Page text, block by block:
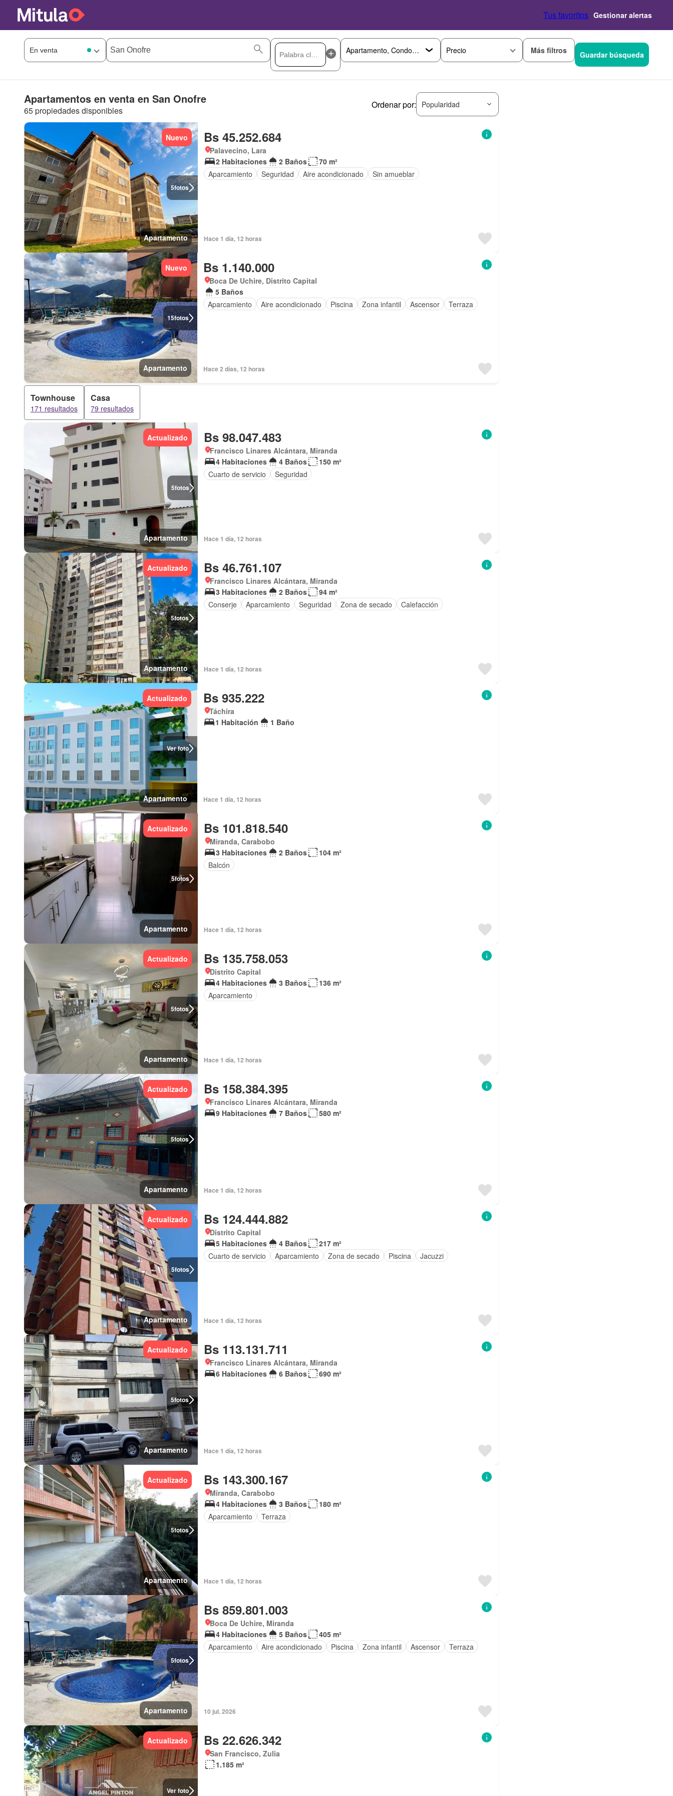
Tus favoritos Gestionar alertas
Precio Más filtros Guardar búsqueda
Apartamentos en venta en San Onofre
65 propiedades disponibles
Ordenar por: Popularidad
5fotos
Nuevo
Apartamento
Bs 45.252.684
Palavecino, Lara
2 Habitaciones
2 Baños
70 m²
Aparcamiento
Seguridad Aire acondicionado Sin amueblar
Hace 1 día, 12 horas
15fotos
Nuevo
Apartamento
Bs 1.140.000
Boca De Uchire, Distrito Capital
5 Baños
Aparcamiento
Aire acondicionado Piscina Zona infantil Ascensor Terraza
Hace 2 días, 12 horas
Townhouse
171 resultados
Casa
79 resultados
5fotos
Actualizado
Apartamento
Bs 98.047.483
Francisco Linares Alcántara, Miranda
4 Habitaciones
4 Baños
150 m²
Cuarto de servicio
Seguridad
Hace 1 día, 12 horas
5fotos
Actualizado
Apartamento
Bs 46.761.107
Francisco Linares Alcántara, Miranda
3 Habitaciones
2 Baños
94 m²
Conserje
Aparcamiento Seguridad Zona de secado Calefacción
Hace 1 día, 12 horas
Ver foto
Actualizado
Apartamento
Bs 935.222
Táchira
1 Habitación
1 Baño
Hace 1 día, 12 horas
5fotos
Actualizado
Apartamento
Bs 101.818.540
Miranda, Carabobo
3 Habitaciones
2 Baños
104 m²
Balcón
Hace 1 día, 12 horas
5fotos
Actualizado
Apartamento
Bs 135.758.053
Distrito Capital
4 Habitaciones
3 Baños
136 m²
Aparcamiento
Hace 1 día, 12 horas
5fotos
Actualizado
Apartamento
Bs 158.384.395
Francisco Linares Alcántara, Miranda
9 Habitaciones
7 Baños 580 m²
Hace 1 día, 12 horas
5fotos
Actualizado
Apartamento
Bs 124.444.882
Distrito Capital
5 Habitaciones
4 Baños
217 m²
Cuarto de servicio
Aparcamiento Zona de secado Piscina Jacuzzi
Hace 1 día, 12 horas
5fotos
Actualizado
Apartamento
Bs 113.131.711
Francisco Linares Alcántara, Miranda
6 Habitaciones
6 Baños 690 m²
Hace 1 día, 12 horas
5fotos
Actualizado
Apartamento
Bs 143.300.167
Miranda, Carabobo
4 Habitaciones
3 Baños
180 m²
Aparcamiento
Terraza
Hace 1 día, 12 horas
5fotos
Apartamento
Bs 859.801.003
Boca De Uchire, Miranda
4 Habitaciones
5 Baños
405 m²
Aparcamiento
Aire acondicionado Piscina Zona infantil Ascensor Terraza
10 jul. 2026
Ver foto
Actualizado Bs 22.626.342
San Francisco, Zulia
1.185 m²